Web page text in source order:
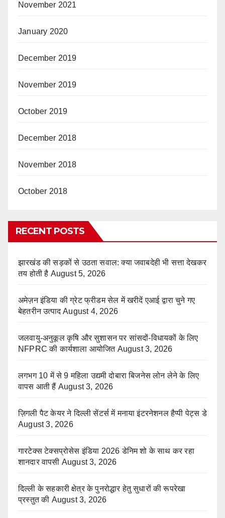
November 2021
January 2020
December 2019
November 2019
October 2019
December 2018
November 2018
October 2018
RECENT POSTS
झारखंड की सड़कों से उठता सवाल: क्या जवाबदेही भी सत्ता देखकर
तय होती है August 5, 2026
अमेज़न इंडिया की ग्रेट फ्रीडम सेल में खरीदें एआई द्वारा चुने गए
बेहतरीन उत्पाद August 4, 2026
जलवायु-अनुकूल कृषि और सुशासन पर सांसदों-विधायकों के लिए
NFPRC की कार्यशाला आयोजित August 3, 2026
लगभग 10 में से 9 महिला उद्यमी दोबारा बिजनेस लोन लेने के लिए
वापस आती हैं August 3, 2026
ज़िगली पैट केयर ने दिल्ली सेंटर्स में मनाया इंटरनेशनल हैप्पी पेट्स डे
August 3, 2026
गारटेक्स टेक्सप्रोसेस इंडिया 2026 डेनिम शो के साथ कर रहा
शानदार वापसी August 3, 2026
दिल्ली के सहकारी क्षेत्र के पुनरोद्धार हेतु सुधारों की रूपरेखा
प्रस्तुत की August 3, 2026